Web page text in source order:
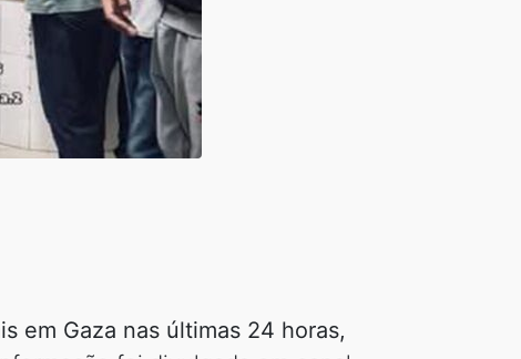
em Gaza nas últimas 24 horas,